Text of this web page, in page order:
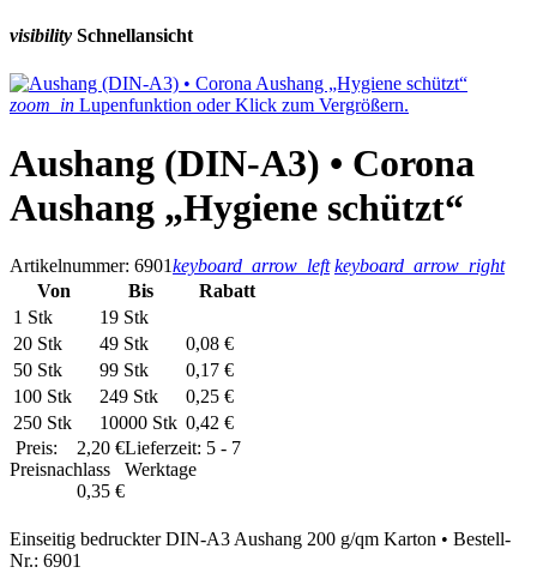
visibility Schnellansicht
zoom_in Lupenfunktion oder Klick zum Vergrößern.
Aushang (DIN-A3) • Corona
Aushang „Hygiene schützt“
Artikelnummer: 6901keyboard_arrow_left keyboard_arrow_right
Von
Bis
Rabatt
1 Stk
19 Stk
20 Stk
49 Stk
0,08 €
50 Stk
99 Stk
0,17 €
100 Stk
249 Stk
0,25 €
250 Stk
10000 Stk 0,42 €
Preis:
2,20 €
Preisnachlass
0,35 €
Lieferzeit: 5 - 7
Werktage
Einseitig bedruckter DIN-A3 Aushang 200 g/qm Karton • Bestell-
Nr.: 6901